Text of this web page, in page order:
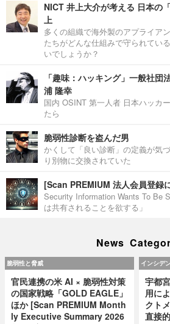
NICT 井上大介が考える 日本の
上
多くの組織で海外製のアプライア
たちがどんな仕組みで守られてい
いでしょうか？
「趣味：ハッキング」一般社団
浦 隆幸
国内 OSINT 第一人者 日本ハッカ
たら
脆弱性診断を盗んだ男
かくして「良い診断」の定義が気
り別物に交換されていた
[Scan PREMIUM 法人会員登録
Security Information Wants To Be
は共有されることを欲する」
News
脆弱性と脅威
官民連携の米 AI × 脆弱性対策
の国家戦略「GOLD EAGLE」
ほか [Scan PREMIUM Month
ly Executive Summary 2026
インシデ
宇都
用に
クト
直接